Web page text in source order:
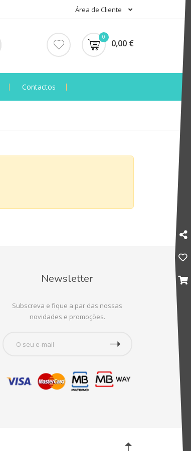
Área de Cliente
0
0,00 €
Contactos
Newsletter
Subscreva e fique a par das nossas
novidades e promoções.